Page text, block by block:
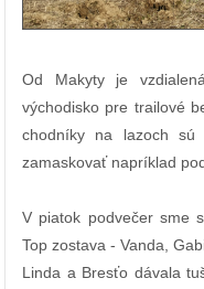
Od Makyty je
východisko pre trailové
chodníky na lazoch
zamaskovať napríklad
V piatok podvečer sme
Top zostava - Vanda,
Linda a Bresťo dávala